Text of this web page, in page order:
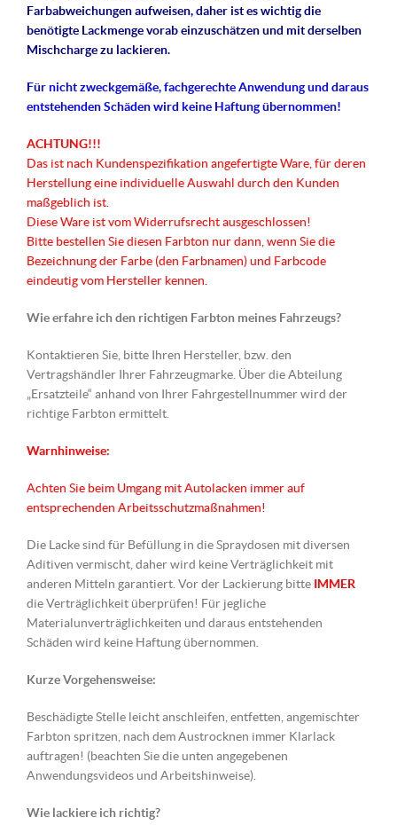
Farbabweichungen aufweisen, daher ist es wichtig die
benötigte Lackmenge vorab einzuschätzen und mit derselben
Mischcharge zu lackieren.
Für nichtzweckgemäße, fachgerechte Anwendung und daraus
entstehenden Schäden wird keine Haftung übernommen!
ACHTUNG!!!
Das ist nach Kundenspezifikation angefertigte Ware, für deren
Herstellung eine individuelle Auswahl durch den Kunden
maßgeblich ist.
Diese Ware ist vom Widerrufsrecht ausgeschlossen!
Bitte bestellen Sie diesen Farbton nur dann, wenn Sie die
Bezeichnung der Farbe (den Farbnamen) und Farbcode
eindeutig vom Hersteller kennen.
Wie erfahre ich den richtigen Farbton meines Fahrzeugs?
Kontaktieren Sie, bitte Ihren Hersteller, bzw. den
Vertragshändler Ihrer Fahrzeugmarke. Über die Abteilung
„Ersatzteile“ anhand von Ihrer Fahrgestellnummer wird der
richtige Farbton ermittelt.
Warnhinweise:
Achten Sie beim Umgang mit Autolacken immer auf
entsprechenden Arbeitsschutzmaßnahmen!
Die Lacke sind für Befüllung in die Spraydosen mit diversen
Aditiven vermischt, daher wird keine Verträglichkeit mit
anderen Mitteln garantiert. Vor der Lackierung bitte IMMER
die Verträglichkeit überprüfen! Für jegliche
Materialunverträglichkeiten und daraus entstehenden
Schäden wird keine Haftung übernommen.
Kurze Vorgehensweise:
Beschädigte Stelle leicht anschleifen, entfetten, angemischter
Farbton spritzen, nach dem Austrocknen immer Klarlack
auftragen! (beachten Sie die unten angegebenen
Anwendungsvideos und Arbeitshinweise).
Wie lackiere ich richtig?